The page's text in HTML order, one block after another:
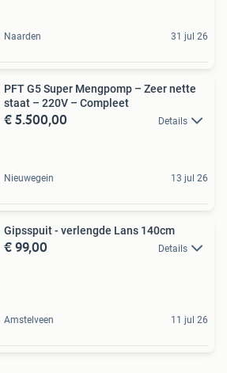
Naarden 31 jul 26
PFT G5 Super Mengpomp – Zeer nette
staat – 220V – Compleet
€ 5.500,00 Details
Nieuwegein 13 jul 26
Gipsspuit - verlengde Lans 140cm
€ 99,00 Details
Amstelveen 11 jul 26